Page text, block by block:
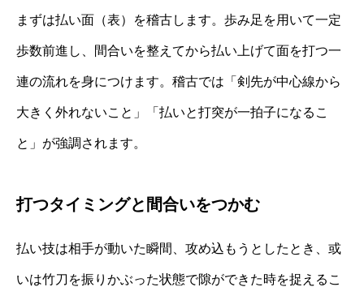
まずは払い面（表）を稽古します。歩み足を用いて一定
歩数前進し、間合いを整えてから払い上げて面を打つ一
連の流れを身につけます。稽古では「剣先が中心線から
大きく外れないこと」「払いと打突が一拍子になるこ
と」が強調されます。
打つタイミングと間合いをつかむ
払い技は相手が動いた瞬間、攻め込もうとしたとき、或
いは竹刀を振りかぶった状態で隙ができた時を捉えるこ